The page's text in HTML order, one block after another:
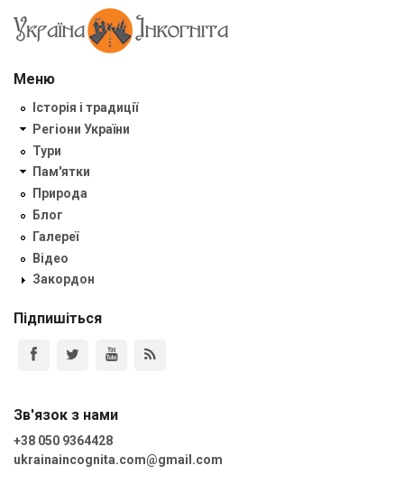
Меню
Історія і традиції
Регіони України
Тури
Пам'ятки
Природа
Блог
Галереї
Відео
Закордон
Підпишіться
Зв'язок з нами
+38 050 9364428
ukrainaincognita.com@gmail.com